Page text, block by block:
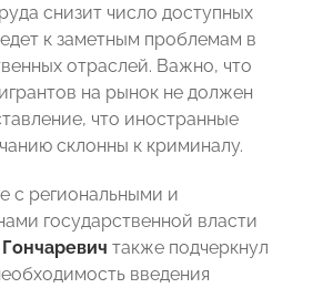
снизит число доступных
к заметным проблемам в
отраслей. Важно, что
на рынок не должен
что иностранные
склонны к криминалу.
с региональными и
государственной власти
также подчеркнул
введения